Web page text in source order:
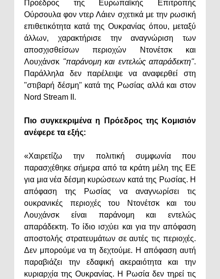
Προέδρος της Ευρωπαϊκής Επιτροπής
Ούρσουλα φον ντερ Λάιεν σχετικά με την ρωσική
επιθετικότητα κατά της Ουκρανίας όπου, μεταξύ
άλλων, χαρακτήρισε την αναγνώριση των
αποσχισθείσων περιοχών Ντονέτσκ και
Λουχάνσκ "παράνομη και εντελώς απαράδεκτη".
Παράλληλα δεν παρέλειψε να αναφερθεί στη
"στιβαρή δέσμη" κατά της Ρωσίας αλλά και στον
Nord Stream II.
Πιο συγκεκριμένα η Πρόεδρος της Κομισιόν
ανέφερε τα εξής:
«Χαιρετίζω την πολιτική συμφωνία που
παρασχέθηκε σήμερα από τα κράτη μέλη της ΕΕ
για μια νέα δέσμη κυρώσεων κατά της Ρωσίας. Η
απόφαση της Ρωσίας να αναγνωρίσει τις
ουκρανικές περιοχές του Ντονέτσκ και του
Λουχάνσκ είναι παράνομη και εντελώς
απαράδεκτη. Το ίδιο ισχύει και για την απόφαση
αποστολής στρατευμάτων σε αυτές τις περιοχές.
Δεν μπορούμε να τη δεχτούμε. Η απόφαση αυτή
παραβιάζει την εδαφική ακεραιότητα και την
κυριαρχία της Ουκρανίας. Η Ρωσία δεν τηρεί τις